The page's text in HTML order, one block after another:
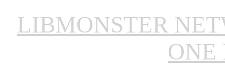
LIBMONSTER
ONE